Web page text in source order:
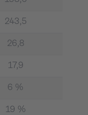
243,5
26,8
17,9
6 %
19 %